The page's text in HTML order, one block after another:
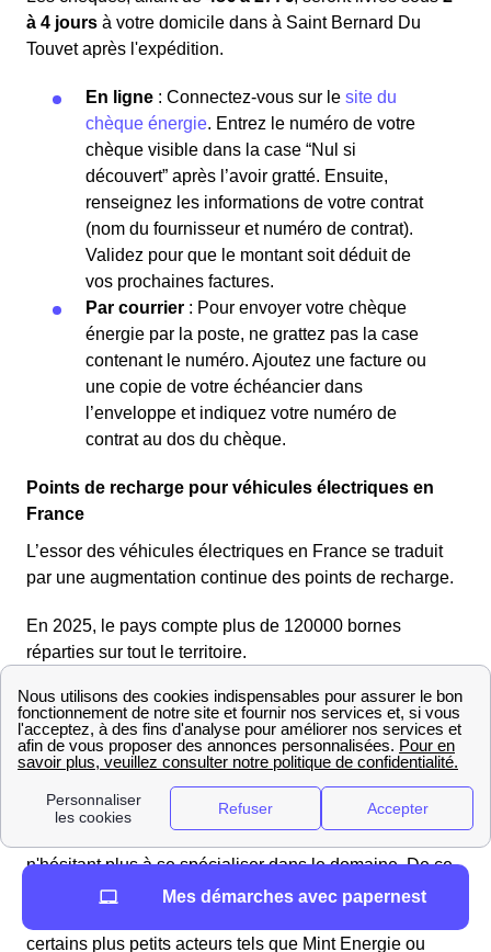
à 4 jours à votre domicile dans à Saint Bernard Du
Touvet après l'expédition.
En ligne : Connectez-vous sur le site du
chèque énergie. Entrez le numéro de votre
chèque visible dans la case “Nul si
découvert” après l’avoir gratté. Ensuite,
renseignez les informations de votre contrat
(nom du fournisseur et numéro de contrat).
Validez pour que le montant soit déduit de
vos prochaines factures.
Par courrier : Pour envoyer votre chèque
énergie par la poste, ne grattez pas la case
contenant le numéro. Ajoutez une facture ou
une copie de votre échéancier dans
l’enveloppe et indiquez votre numéro de
contrat au dos du chèque.
Points de recharge pour véhicules électriques en
France
L’essor des véhicules électriques en France se traduit
par une augmentation continue des points de recharge.
En 2025, le pays compte plus de 120000 bornes
réparties sur tout le territoire.
L'électricité verte à Saint Bernard Du Touvet
Vers quels fournisseurs se tourner pour souscrire une
offre d'électricité verte à Saint Bernard Du Touvet ?
Les Bernardins auront le choix, puisque la plupart des
n'hésitant plus à se spécialiser dans le domaine. De ce
fait, si les fournisseurs les plus importants tels que
certains plus petits acteurs tels que Mint Energie ou
Mes démarches avec papernest